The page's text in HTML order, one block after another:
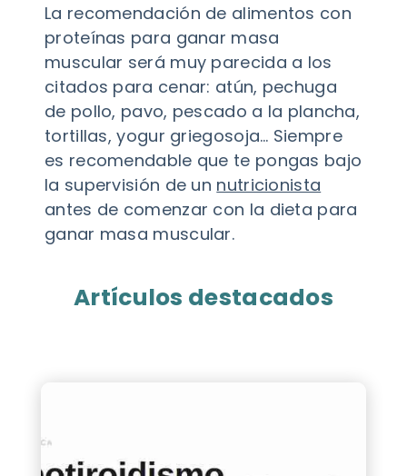
La recomendación de alimentos con
proteínas para ganar masa
muscular será muy parecida a los
citados para cenar: atún, pechuga
de pollo, pavo, pescado a la plancha,
tortillas, yogur griegosoja… Siempre
es recomendable que te pongas bajo
la supervisión de un nutricionista
antes de comenzar con la dieta para
ganar masa muscular.
Artículos destacados